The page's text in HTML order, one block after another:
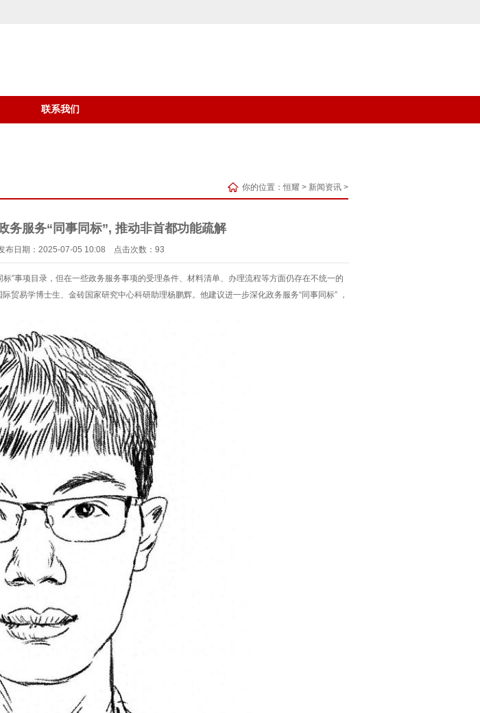
联系我们
你的位置：恒耀 > 新闻资讯 >
务服务“同事同标”, 推动非首都功能疏解
布日期：2025-07-05 10:08 点击次数：93
”事项目录，但在一些政务服务事项的受理条件、材料清单、办理流程等方面仍存在不统一的
贸易学博士生、金砖国家研究中心科研助理杨鹏辉。他建议进一步深化政务服务“同事同标” ，